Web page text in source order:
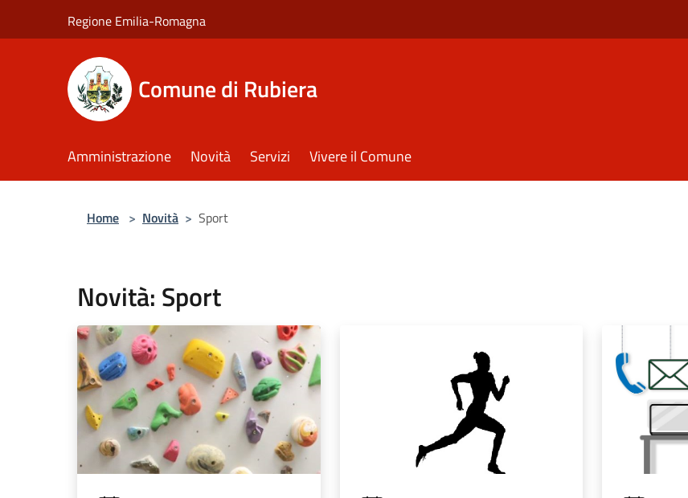
Regione Emilia-Romagna
Comune di Rubiera
Amministrazione Novità Servizi Vivere il Comune
Home > Novità > Sport
Novità: Sport